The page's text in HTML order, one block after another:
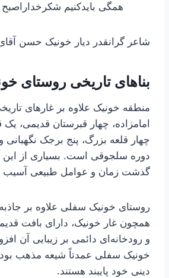
همگی بایدکنیم شکرخداراصبح
شاعر گرانقدر دیار خونیک حسن
بناهای تاریخی روستای
منطقه خونیک علاوه بر غارهای
امامزاده، چهار قبرستان قدیمی،
چهار قلعه بزرگ، پنج برجک نگهبانی
دوره سلجوقی است. بسیاری از این
گذشت زمان و عوامل طبیعی آسیب
روستای خونیک سفلی علاوه بر
همچون غار خونیک، دارای بافت
و رودخانه‌ای دائمی بر زیبایی آن
خونیک سفلی عمدتاً شیعه مذهب
دینی خود پایبند هستند.